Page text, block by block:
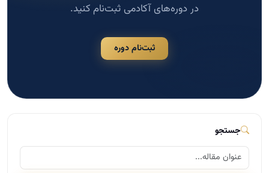
در دوره‌های آکادمی ثبت‌نام کنید.
ثبت‌نام دوره
جستجو